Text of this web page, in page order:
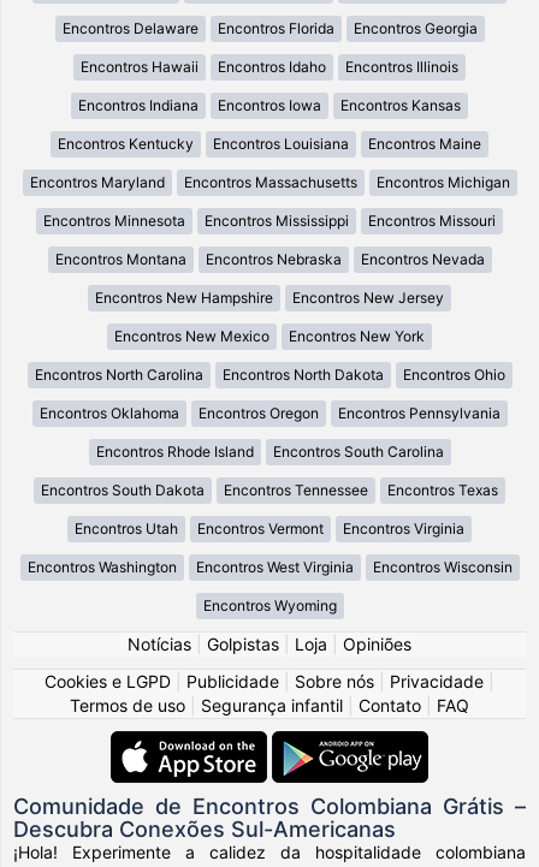
Encontros Delaware Encontros Florida Encontros Georgia
Encontros Hawaii Encontros Idaho Encontros Illinois
Encontros Indiana Encontros Iowa Encontros Kansas
Encontros Kentucky Encontros Louisiana Encontros Maine
Encontros Maryland Encontros Massachusetts Encontros Michigan
Encontros Minnesota Encontros Mississippi Encontros Missouri
Encontros Montana Encontros Nebraska Encontros Nevada
Encontros New Hampshire Encontros New Jersey
Encontros New Mexico Encontros New York
Encontros North Carolina Encontros North Dakota Encontros Ohio
Encontros Oklahoma Encontros Oregon Encontros Pennsylvania
Encontros Rhode Island Encontros South Carolina
Encontros South Dakota Encontros Tennessee Encontros Texas
Encontros Utah Encontros Vermont Encontros Virginia
Encontros Washington Encontros West Virginia Encontros Wisconsin
Encontros Wyoming
Notícias Golpistas Loja
Opiniões
Cookies e LGPD
Publicidade Sobre nós Privacidade
Termos de uso
Segurança infantil Contato FAQ
Comunidade de Encontros Colombiana Grátis –
Descubra Conexões Sul-Americanas
¡Hola! Experimente a calidez da hospitalidade colombiana